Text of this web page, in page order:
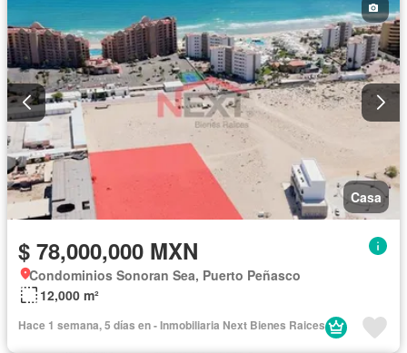
Casa
$ 78,000,000 MXN
Condominios Sonoran Sea, Puerto Peñasco
12,000 m²
Hace 1 semana, 5 días en - Inmobiliaria Next Bienes Raices